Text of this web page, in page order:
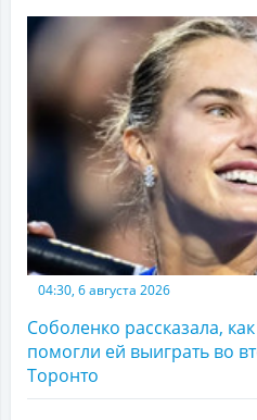
04:30, 6 августа 2026
Соболенко рассказала,
помогли ей выиграть во
Торонто